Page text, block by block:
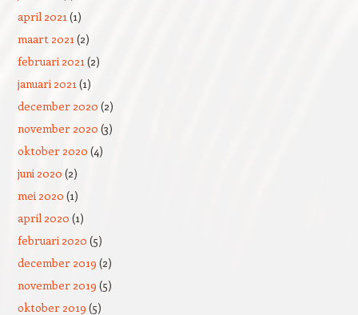
april 2021(1)
maart 2021(2)
februari 2021(2)
januari 2021(1)
december 2020 (2)
november 2020 (3)
oktober 2020 (4)
juni 2020 (2)
mei 2020 (1)
april 2020 (1)
februari 2020 (5)
december 2019 (2)
november 2019 (5)
oktober 2019 (5)